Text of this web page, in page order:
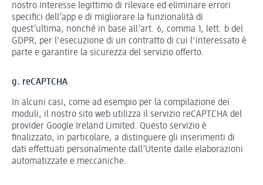
nostro interesse legittimo di rilevare ed eliminare errori
specifici dell’app e di migliorare la funzionalità di
quest’ultima, nonché in base all’art. 6, comma 1, lett. b del
GDPR, per l'esecuzione di un contratto di cui l'interessato è
parte e garantire la sicurezza del servizio offerto.
g. reCAPTCHA
In alcuni casi, come ad esempio per la compilazione dei
moduli, il nostro sito web utilizza il servizio reCAPTCHA del
provider Google Ireland Limited. Questo servizio è
finalizzato, in particolare, a distinguere gli inserimenti di
dati effettuati personalmente dall’Utente dalle elaborazioni
automatizzate e meccaniche.